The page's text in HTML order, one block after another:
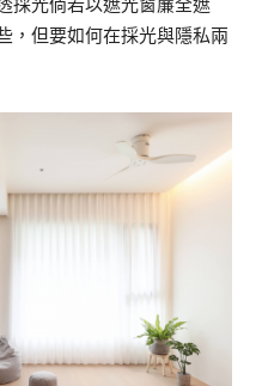
，但要如何在採光與隱私兩